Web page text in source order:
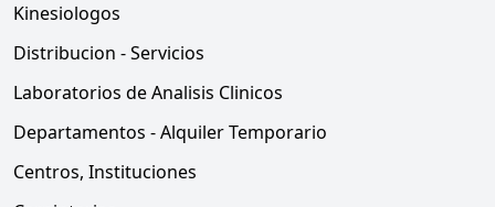
Kinesiologos
Distribucion - Servicios
Laboratorios de Analisis Clinicos
Departamentos - Alquiler Temporario
Centros, Instituciones